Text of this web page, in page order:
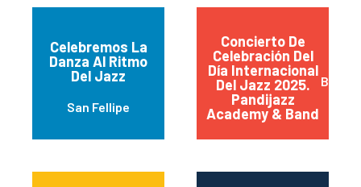
Celebremos La
Danza Al Ritmo
Del Jazz
San Fellipe
Concierto De
Celebración Del
Día Internacional
Del Jazz 2025.
Pandijazz
Academy & Band